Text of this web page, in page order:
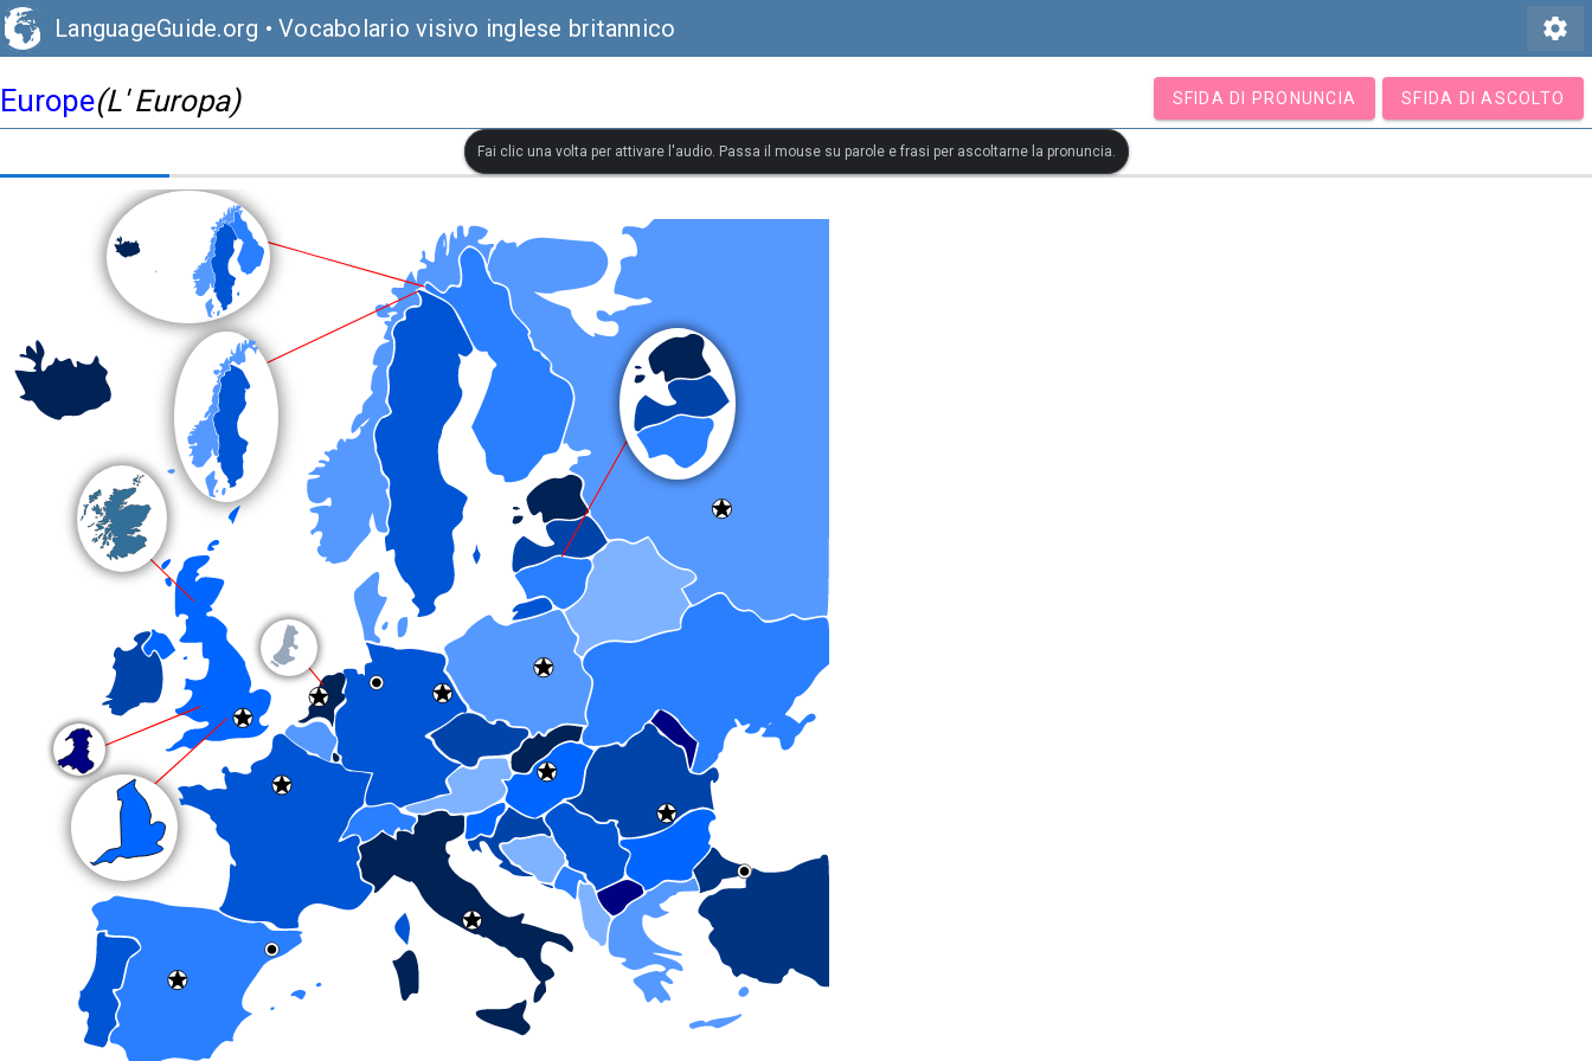
LanguageGuide.org • Vocabolario visivo inglese britannico settings
Europe(L' Europa) SFIDA DI PRONUNCIA SFIDA DI ASCOLTO
Fai clic una volta per attivare l'audio. Passa il mouse su parole e frasi per ascoltarne la pronuncia.